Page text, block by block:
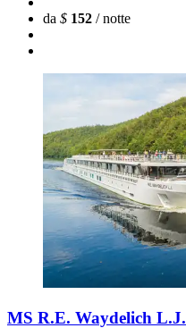
da $ 152 / notte
MS R.E. Waydelich L.J.